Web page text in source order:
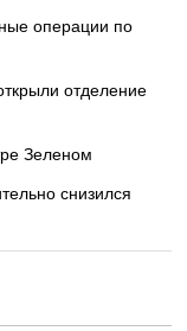
операции по
отделение
Зеленом
снизился